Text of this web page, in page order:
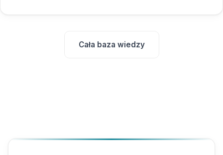
Cała baza wiedzy